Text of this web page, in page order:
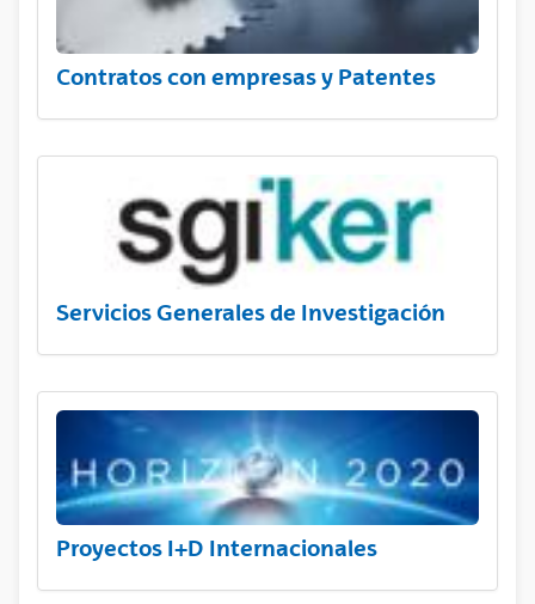
Contratos con empresas y Patentes
Servicios Generales de Investigación
Proyectos I+D Internacionales